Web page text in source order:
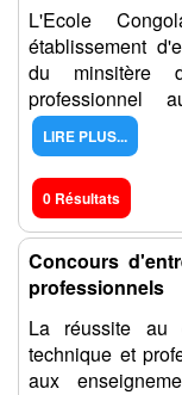
L'Ecole
établissement
du minsitère
professionnel
LIRE PLUS...
0 Résultats
Concours
professionnels
La réussite au
technique et
aux